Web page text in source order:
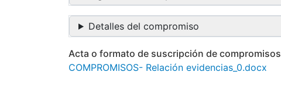
Detalles del compromiso
Acta o formato de suscripción de compromisos
COMPROMISOS- Relación evidencias_0.docx